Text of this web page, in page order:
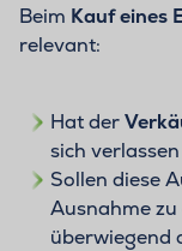
Beim Kauf eines
relevant:
Hat der
sich
Sollen diese
Ausnahme
überwiegend